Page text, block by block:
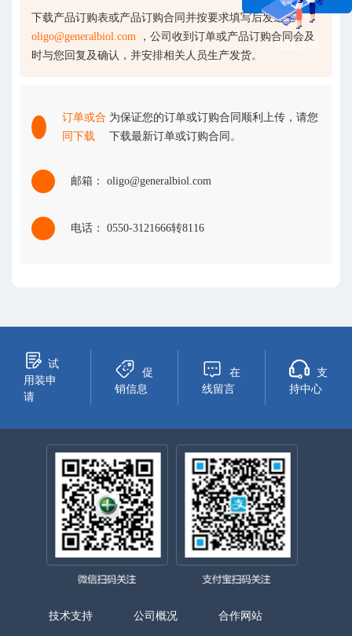
下载产品订购表或产品订购合同并按要求填写后发送至
oligo@generalbiol.com ，公司收到订单或产品订购合同会及
时与您回复及确认，并安排相关人员生产发货。
订单或合
同下载
为保证您的订单或订购合同顺利上传，请您
下载最新订单或订购合同。
邮箱： oligo@generalbiol.com
电话： 0550-3121666转8116
试
用装申
请
促
销信息
在
线留言
支
持中心
技术支持 公司概况 合作网站
在线咨询